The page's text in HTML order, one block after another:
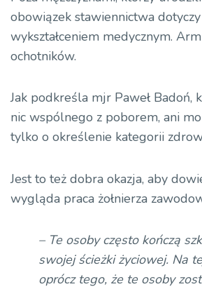
obowiązek stawiennictwa
wykształceniem medycznym.
ochotników.
Jak podkreśla mjr Paweł Badoń,
nic wspólnego z poborem, ani
tylko o określenie kategorii
Jest to też dobra okazja, aby
wygląda praca żołnierza
– Te osoby często kończą
swojej ścieżki życiowej. Na
oprócz tego, że te osoby